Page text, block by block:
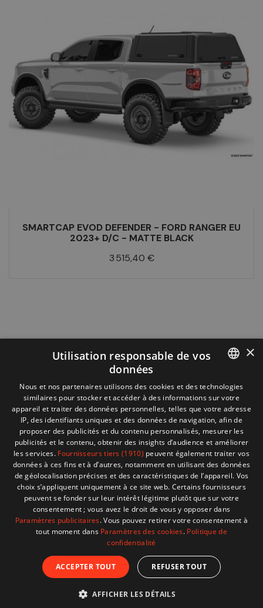
SMARTCAP EVOD DEFENDER - FORD RANGER EU
2023+ D/C - MATTE BLACK
Prix
3 515,40 €
SMARTCAP EVOS SPORT - FORD RANGER EU
D/C - NOIR MAT
Prix
4 422,90 €
FRENCH
×
Utilisation responsable de vos
données
Nous et nos partenaires utilisons des cookies et des technologies
similaires pour stocker et accéder à des informations sur votre
appareil et traiter des données personnelles, telles que votre adresse
IP, des identifiants uniques et des données de navigation, afin de
proposer des publicités et du contenu personnalisés, mesurer les
publicités et le contenu, obtenir des insights d’audience et améliorer
les services. Fournisseurs tiers (1910) peuvent également traiter vos
données à ces fins et à d’autres, notamment en utilisant des données
de géolocalisation précises et des caractéristiques de l’appareil. Vos
choix s’appliquent uniquement à ce site web. Certains fournisseurs
peuvent se fonder sur leur intérêt légitime plutôt que sur votre
consentement ; vous avez le droit de vous y opposer dans
Paramètres publicitaires. Vous pouvez retirer votre consentement à
tout moment dans Paramètres des cookies. Politique de
confidentialité
ACCEPTER TOUT REFUSER TOUT
AFFICHER LES DÉTAILS